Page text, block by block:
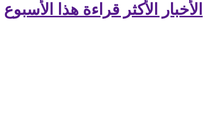
الأخبار الأكثر قراءة هذا الأسبوع